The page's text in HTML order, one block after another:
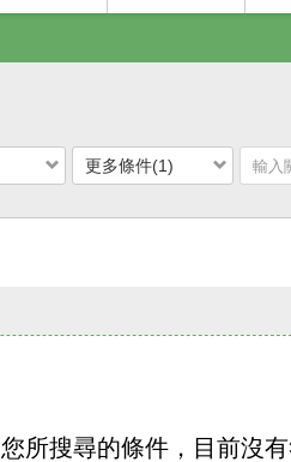
更多條件(1)
您所搜尋的條件，目前沒